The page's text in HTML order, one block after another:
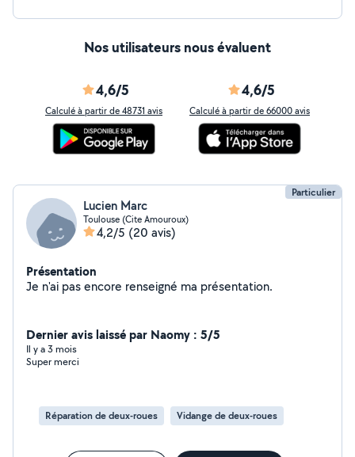
Nos utilisateurs nous évaluent
4,6/5
Calculé à partir de 48731 avis
4,6/5
Calculé à partir de 66000 avis
Particulier
Lucien Marc
Toulouse (Cite Amouroux)
4,2/5 (20 avis)
Présentation
Je n'ai pas encore renseigné ma présentation.
Dernier avis laissé par Naomy : 5/5
Il y a 3 mois
Super merci
Réparation de deux-roues Vidange de deux-roues